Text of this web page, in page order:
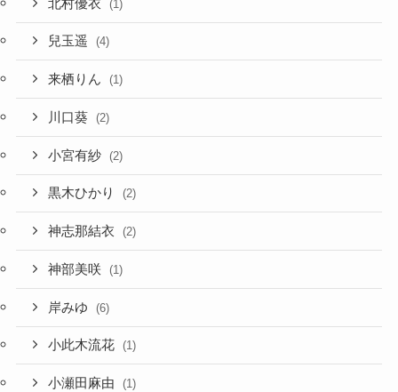
北村優衣 (1)
兒玉遥 (4)
来栖りん (1)
川口葵 (2)
小宮有紗 (2)
黒木ひかり (2)
神志那結衣 (2)
神部美咲 (1)
岸みゆ (6)
小此木流花 (1)
小瀬田麻由 (1)